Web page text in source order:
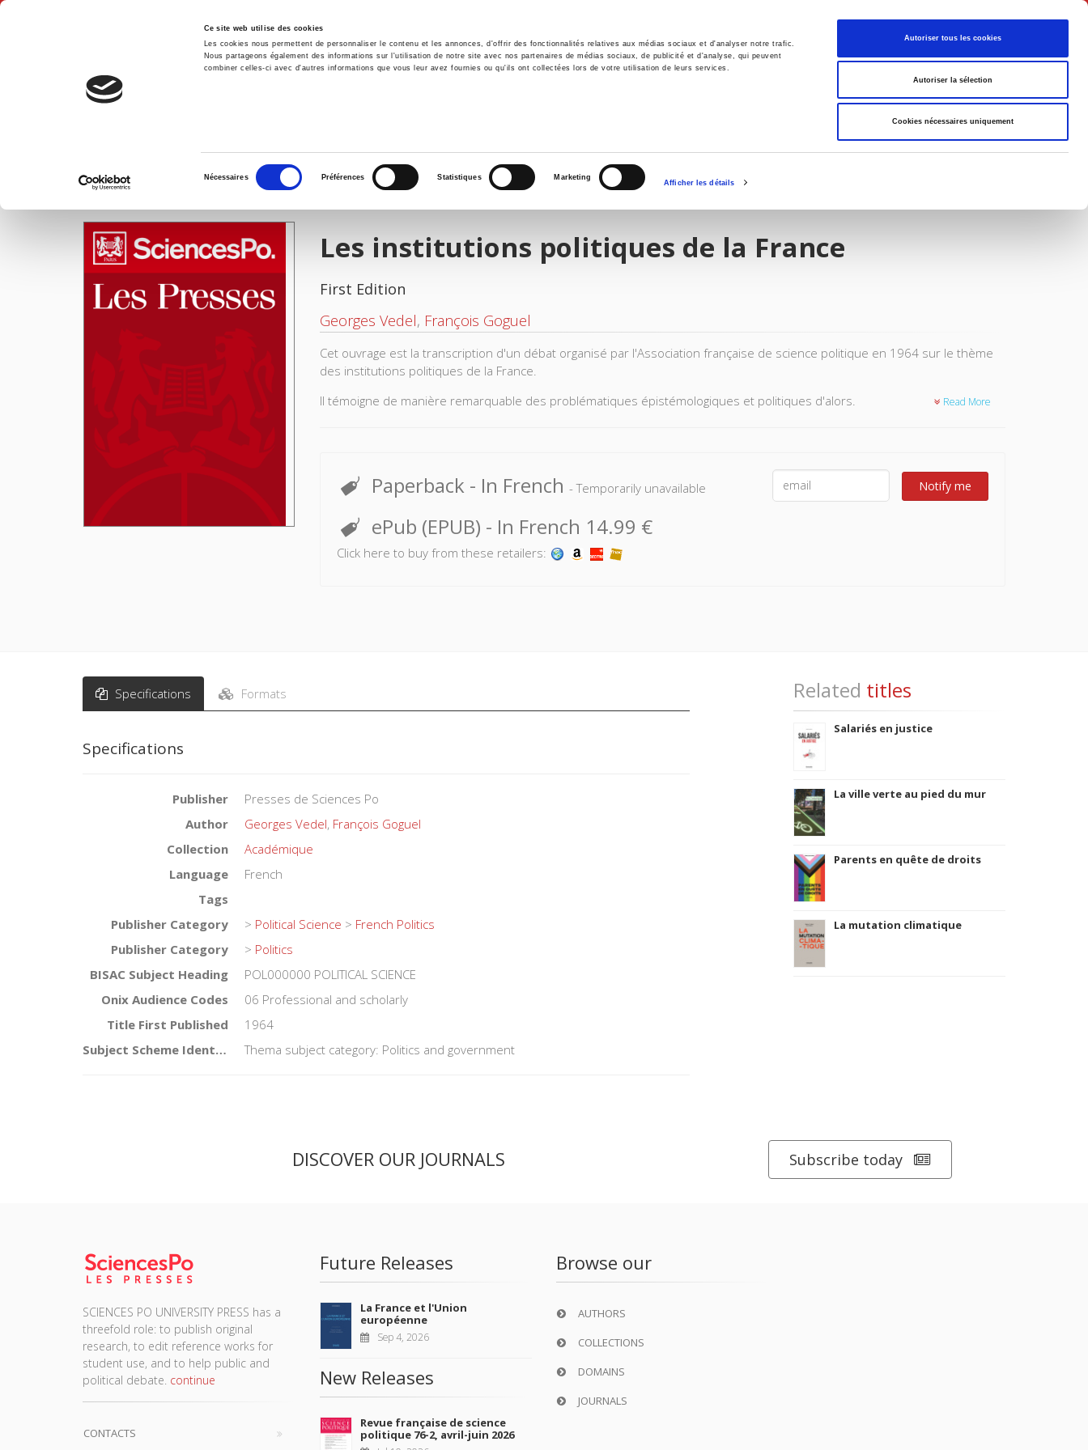
Ce site web utilise des cookies
Les cookies nous permettent de personnaliser le contenu et les annonces, d'offrir des fonctionnalités relatives aux médias sociaux et d'analyser notre trafic.
Nous partageons également des informations sur l'utilisation de notre site avec nos partenaires de médias sociaux, de publicité et d'analyse, qui peuvent
combiner celles-ci avec d'autres informations que vous leur avez fournies ou qu'ils ont collectées lors de votre utilisation de leurs services.
consentement
Nécessaires Préférences Statistiques Marketing
Afficher les détails
Autoriser tous les cookies
Autoriser la sélection
Cookies nécessaires uniquement
English
Home Environment History International Politics
IMAGES
Les institutions politiques de la France
First Edition
Georges Vedel, François Goguel
Cet ouvrage est la transcription d'un débat organisé par l'Association française de science politique en 1964 sur le thème
des institutions politiques de la France.
Il témoigne de manière remarquable des problématiques épistémologiques et politiques d'alors.
Read More
Paperback - In French- Temporarily unavailable Notify me
ePub (EPUB) - In French 14.99 €
Click here to buy from these retailers:
Specifications Formats
Specifications
Publisher
Presses de Sciences Po
Author
Georges Vedel, François Goguel
Collection
Académique
Language
French
Tags
Publisher Category
> Political Science > French Politics
Publisher Category
> Politics
BISAC Subject Heading
POL000000 POLITICAL SCIENCE
Onix Audience Codes
06 Professional and scholarly
Title First Published
1964
Subject Scheme Identifier Code
Thema subject category: Politics and government
Related titles
Salariés en justice
La ville verte au pied du mur
Parents en quête de droits
La mutation climatique
DISCOVER OUR JOURNALS Subscribe today
SCIENCES PO UNIVERSITY PRESS has a
threefold role: to publish original
research, to edit reference works for
student use, and to help public and
political debate. continue
CONTACTS
Future Releases
La France et l'Union
européenne
Sep 4, 2026
New Releases
Revue française de science
politique 76-2, avril-juin 2026
Browse our
AUTHORS
COLLECTIONS
DOMAINS
JOURNALS